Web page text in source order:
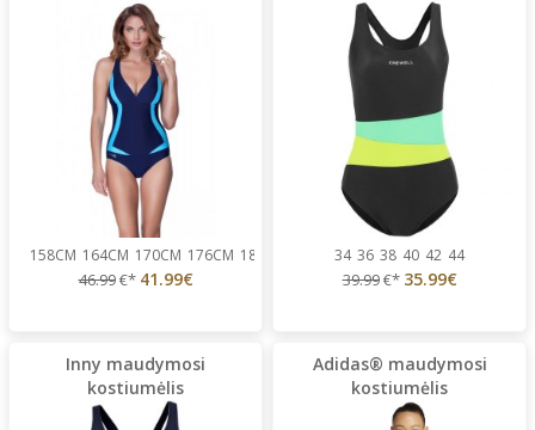
158CM 164CM 170CM 176CM 186 CM
46.99€* 41.99€
34 36 38 40 42 44
39.99€* 35.99€
Inny maudymosi
kostiumėlis
Adidas® maudymosi
kostiumėlis